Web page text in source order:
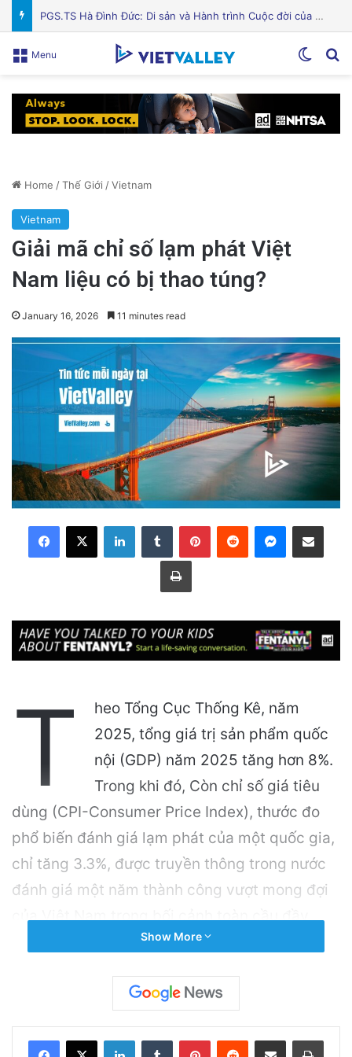
Liệu thuốc GLP-1 có phải là chìa khóa cho việc giảm cân của bạn? Khám phá khả năng hỗ trợ người béo phì hiệu quả!
Menu
Home /Thế Giới /Vietnam
Vietnam
Giải mã chỉ số lạm phát Việt
Nam liệu có bị thao túng?
January 16, 2026 11 minutes read
LinkedInTumblr PinterestReddit Messenger
Share via Email
Print
T
heo Tổng Cục Thống Kê, năm
2025, tổng giá trị sản phẩm quốc
nội (GDP) năm 2025 tăng hơn 8%.
Trong khi đó, Còn chỉ số giá tiêu
dùng (CPI-Consumer Price Index), thước đo
phổ biến đánh giá lạm phát của một quốc gia,
chỉ tăng 3.3%, được truyền thông trong nước
đánh giá một năm thành công vượt mong đợi
của Việt Nam trong bối cảnh toàn cầu đầy
Related Articles
Show More
LinkedInTumblr PinterestReddit Share via Email Print